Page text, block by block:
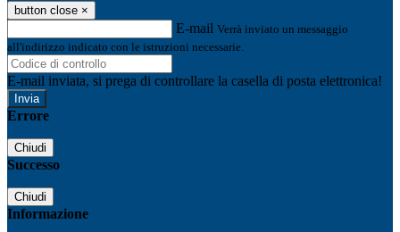
button close ×
E-mail Verrà inviato un messaggio
all'indirizzo indicato con le istruzioni necessarie.
E-mail inviata, si prega di controllare la casella di posta elettronica!
Errore
Chiudi
Successo
Chiudi
Informazione